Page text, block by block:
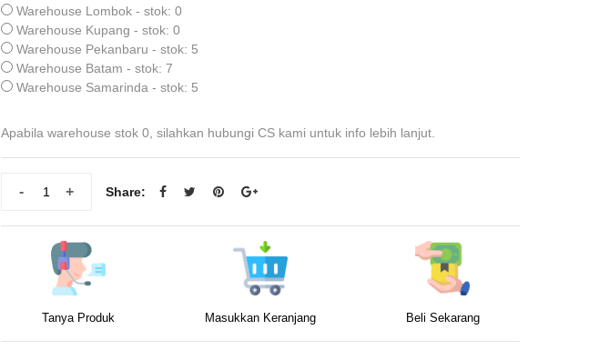
Warehouse Lombok - stok: 0
Warehouse Kupang - stok: 0
Warehouse Pekanbaru - stok: 5
Warehouse Batam - stok: 7
Warehouse Samarinda - stok: 5
Apabila warehouse stok 0, silahkan hubungi CS kami untuk info lebih lanjut.
+
- Share:
Tanya Produk Masukkan Keranjang Beli Sekarang